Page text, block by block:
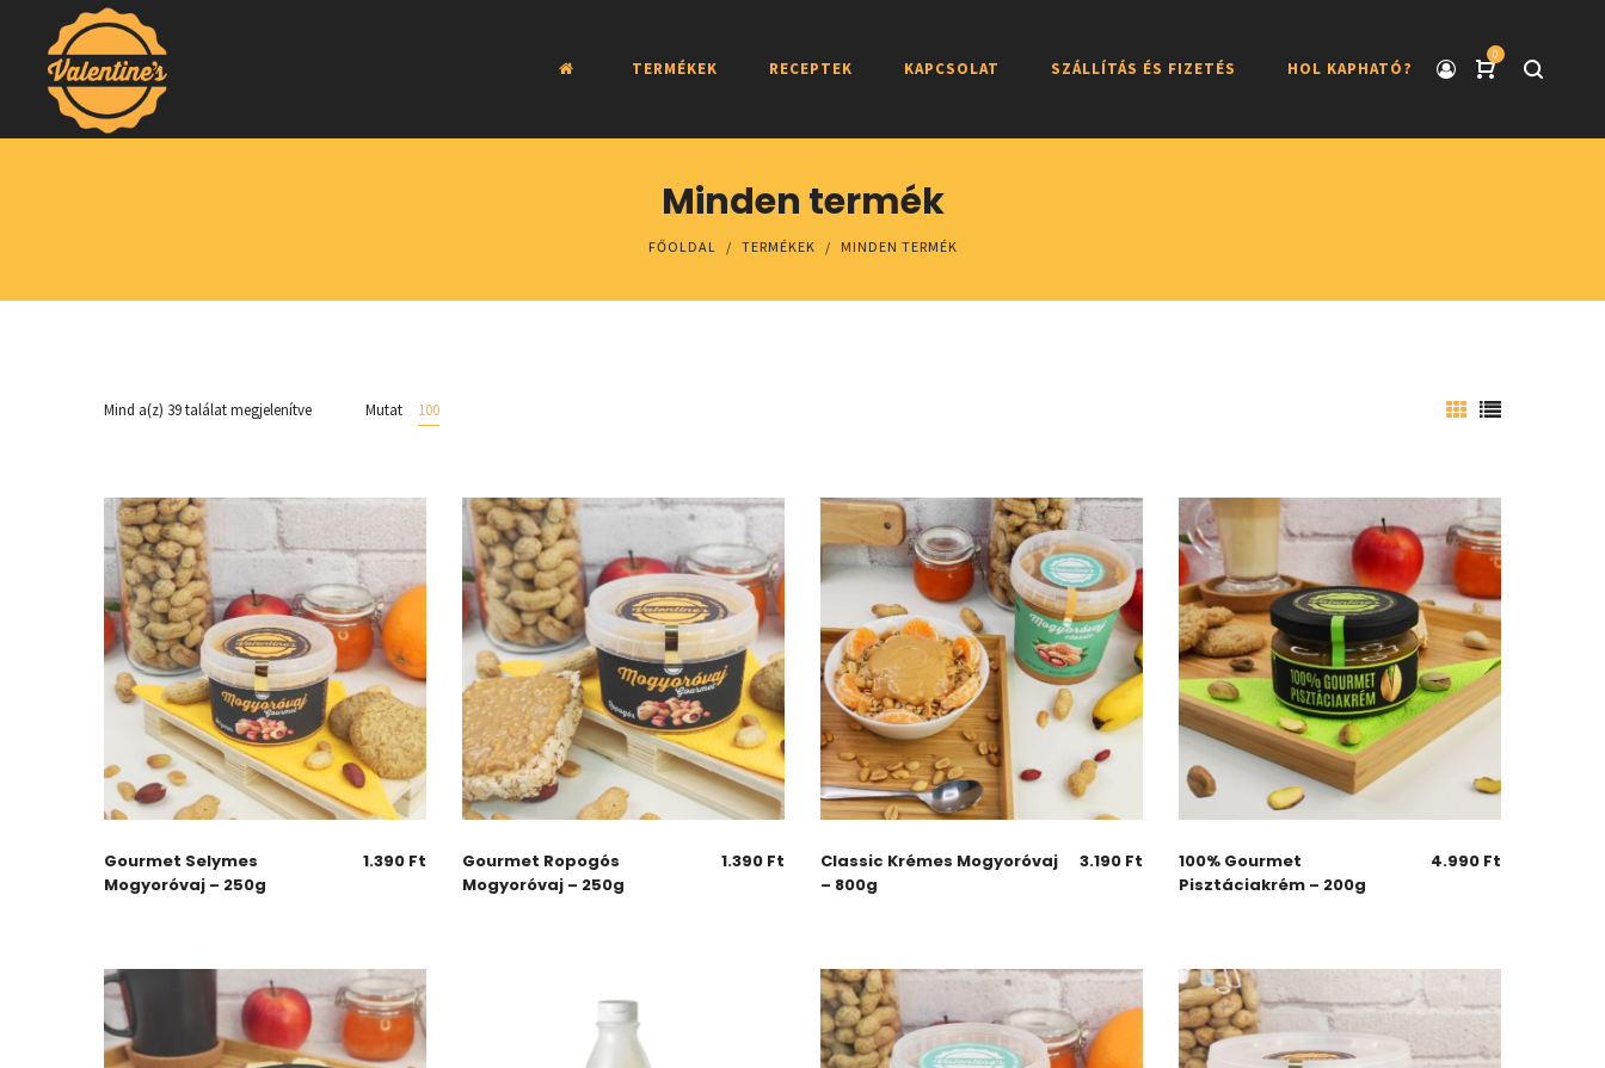
0
TERMÉKEK RECEPTEK KAPCSOLAT SZÁLLÍTÁS ÉS FIZETÉS HOL KAPHATÓ?
Minden termék
FŐOLDAL / TERMÉKEK / MINDEN TERMÉK
Mind a(z) 39 találat megjelenítve Mutat 100
Gourmet Selymes
Mogyoróvaj – 250g
1.390 Ft
Gourmet Ropogós
Mogyoróvaj – 250g
1.390 Ft
Classic Krémes Mogyoróvaj
– 800g
3.190 Ft
100% Gourmet
Pisztáciakrém – 200g
4.990 Ft